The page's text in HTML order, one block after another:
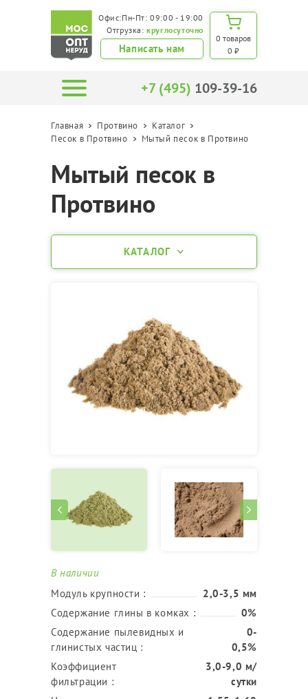
Офис:Пн-Пт: 09:00 - 19:00
Отгрузка:круглосуточно
Написать нам
0 товаров
0 ₽
+7 (495) 109-39-16
Главная Протвино
Каталог
Песок в Протвино
Мытый песок в Протвино
Мытый песок в
Протвино
КАТАЛОГ
В наличии
Модуль крупности :
2,0-3,5 мм
Содержание глины в комках :
0%
Содержание пылевидных и
глинистых частиц :
0-
0,5%
Коэффициент
фильтрации :
3,0-9,0 м/
сутки